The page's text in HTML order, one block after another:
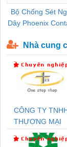
Bộ Chống Sét
Dây Phoenix
Nhà cung
CÔNG TY
THƯƠNG MẠI
THIÊN ÂN VIỆT
NAM